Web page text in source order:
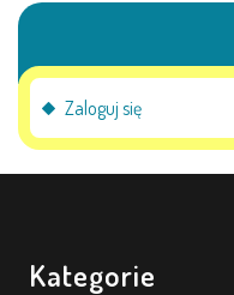
Zaloguj się
Kategorie